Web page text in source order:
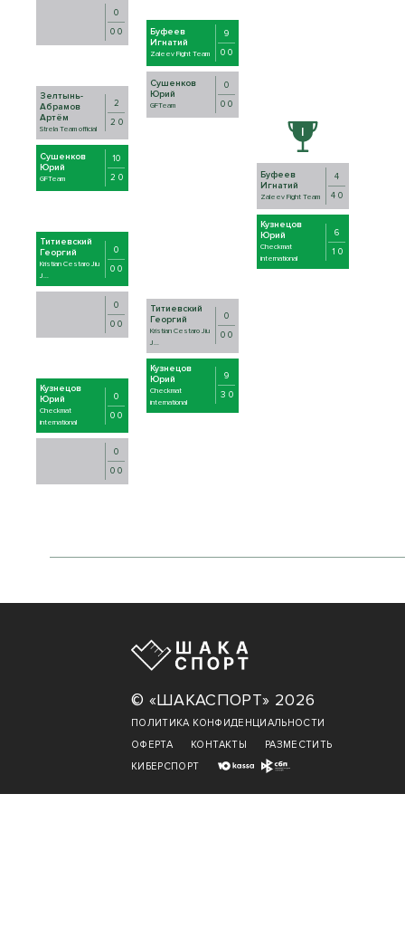
0
0 0
Зелтынь-
Абрамов
Артём
Strela Team official
2
2 0
Сушенков
Юрий
GFTeam
10
2 0
Титиевский
Георгий
Kristian Cestaro Jiu
J...
0
0 0
0
0 0
Кузнецов
Юрий
Checkmat
international
0
0 0
0
0 0
Буфеев
Игнатий
Zaleev Fight Team
9
0 0
Сушенков
Юрий
GFTeam
0
0 0
Титиевский
Георгий
Kristian Cestaro Jiu
J...
0
0 0
Кузнецов
Юрий
Checkmat
international
9
3 0
Буфеев
Игнатий
Zaleev Fight Team
4
4 0
Кузнецов
Юрий
Checkmat
international
6
1 0
© «ШАКАСПОРТ» 2026
ПОЛИТИКА КОНФИДЕНЦИАЛЬНОСТИ
ОФЕРТА
КОНТАКТЫ
РАЗМЕСТИТЬ
КИБЕРСПОРТ